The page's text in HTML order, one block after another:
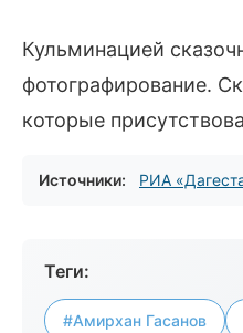
Кульминацией
фотографирование.
которые
Источники: РИА
Теги:
#Амирхан Гасанов